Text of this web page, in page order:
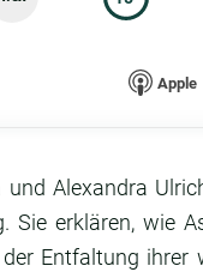
Apple
Alexandra
Sie erklären, wie
Entfaltung